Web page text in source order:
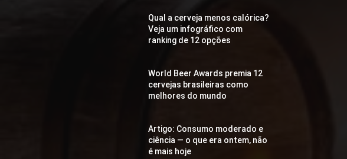
Qual a cerveja menos calórica?
Veja um infográfico com
ranking de 12 opções
World Beer Awards premia 12
cervejas brasileiras como
melhores do mundo
Artigo: Consumo moderado e
ciência — o que era ontem, não
é mais hoje